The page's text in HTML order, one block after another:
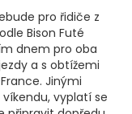
pro řidiče z
Bison Futé
dnem pro oba
a s obtížemi
Jinými
vyplatí se